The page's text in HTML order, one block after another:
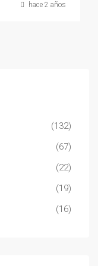
hace 2 años
(132)
(67)
(22)
(19)
(16)